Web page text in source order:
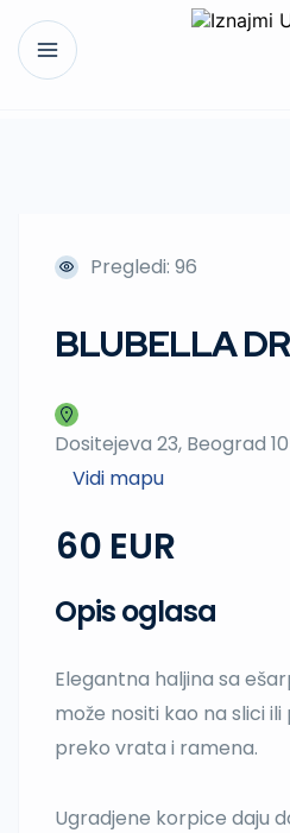
Pregledi: 96
BLUBELLA
Dositejeva 23, Beograd
Vidi mapu
60
Opis oglasa
Elegantna haljina sa
može nositi kao na slici
preko vrata i ramena.
Ugradjene korpice daju